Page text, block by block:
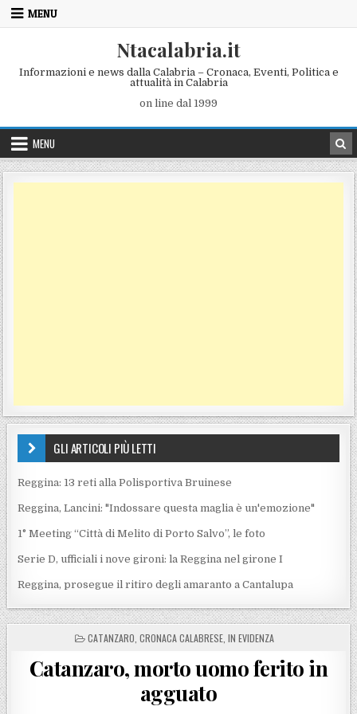
Skip to content
MENU
Ntacalabria.it
Informazioni e news dalla Calabria – Cronaca, Eventi, Politica e
attualità in Calabria
on line dal 1999
MENU
GLI ARTICOLI PIÙ LETTI
Reggina: 13 reti alla Polisportiva Bruinese
Reggina, Lancini: "Indossare questa maglia è un'emozione"
1° Meeting “Città di Melito di Porto Salvo”, le foto
Serie D, ufficiali i nove gironi: la Reggina nel girone I
Reggina, prosegue il ritiro degli amaranto a Cantalupa
POSTED IN
CATANZARO CRONACA CALABRESE IN EVIDENZA
Catanzaro, morto uomo ferito in
agguato